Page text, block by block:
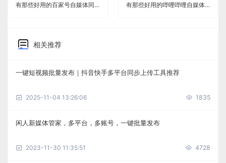
有那些好用的百家号自媒体同步工具《闲人新媒体管家》
有那些好用的哔哩哔哩自媒体同步工具《闲人新媒体管家》
相关推荐
一键短视频批量发布｜抖音快手多平台同步上传工具推荐
2025-11-04 13:26:06 1835
闲人新媒体管家，多平台，多账号，一键批量发布
2023-11-30 11:35:51 4728